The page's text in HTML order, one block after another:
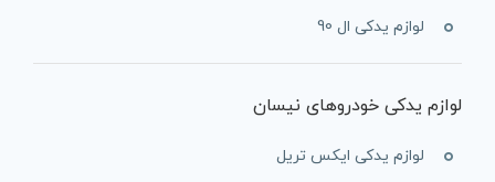
لوازم یدکی ال 90
لوازم یدکی خودروهای نیسان
لوازم یدکی ایکس تریل